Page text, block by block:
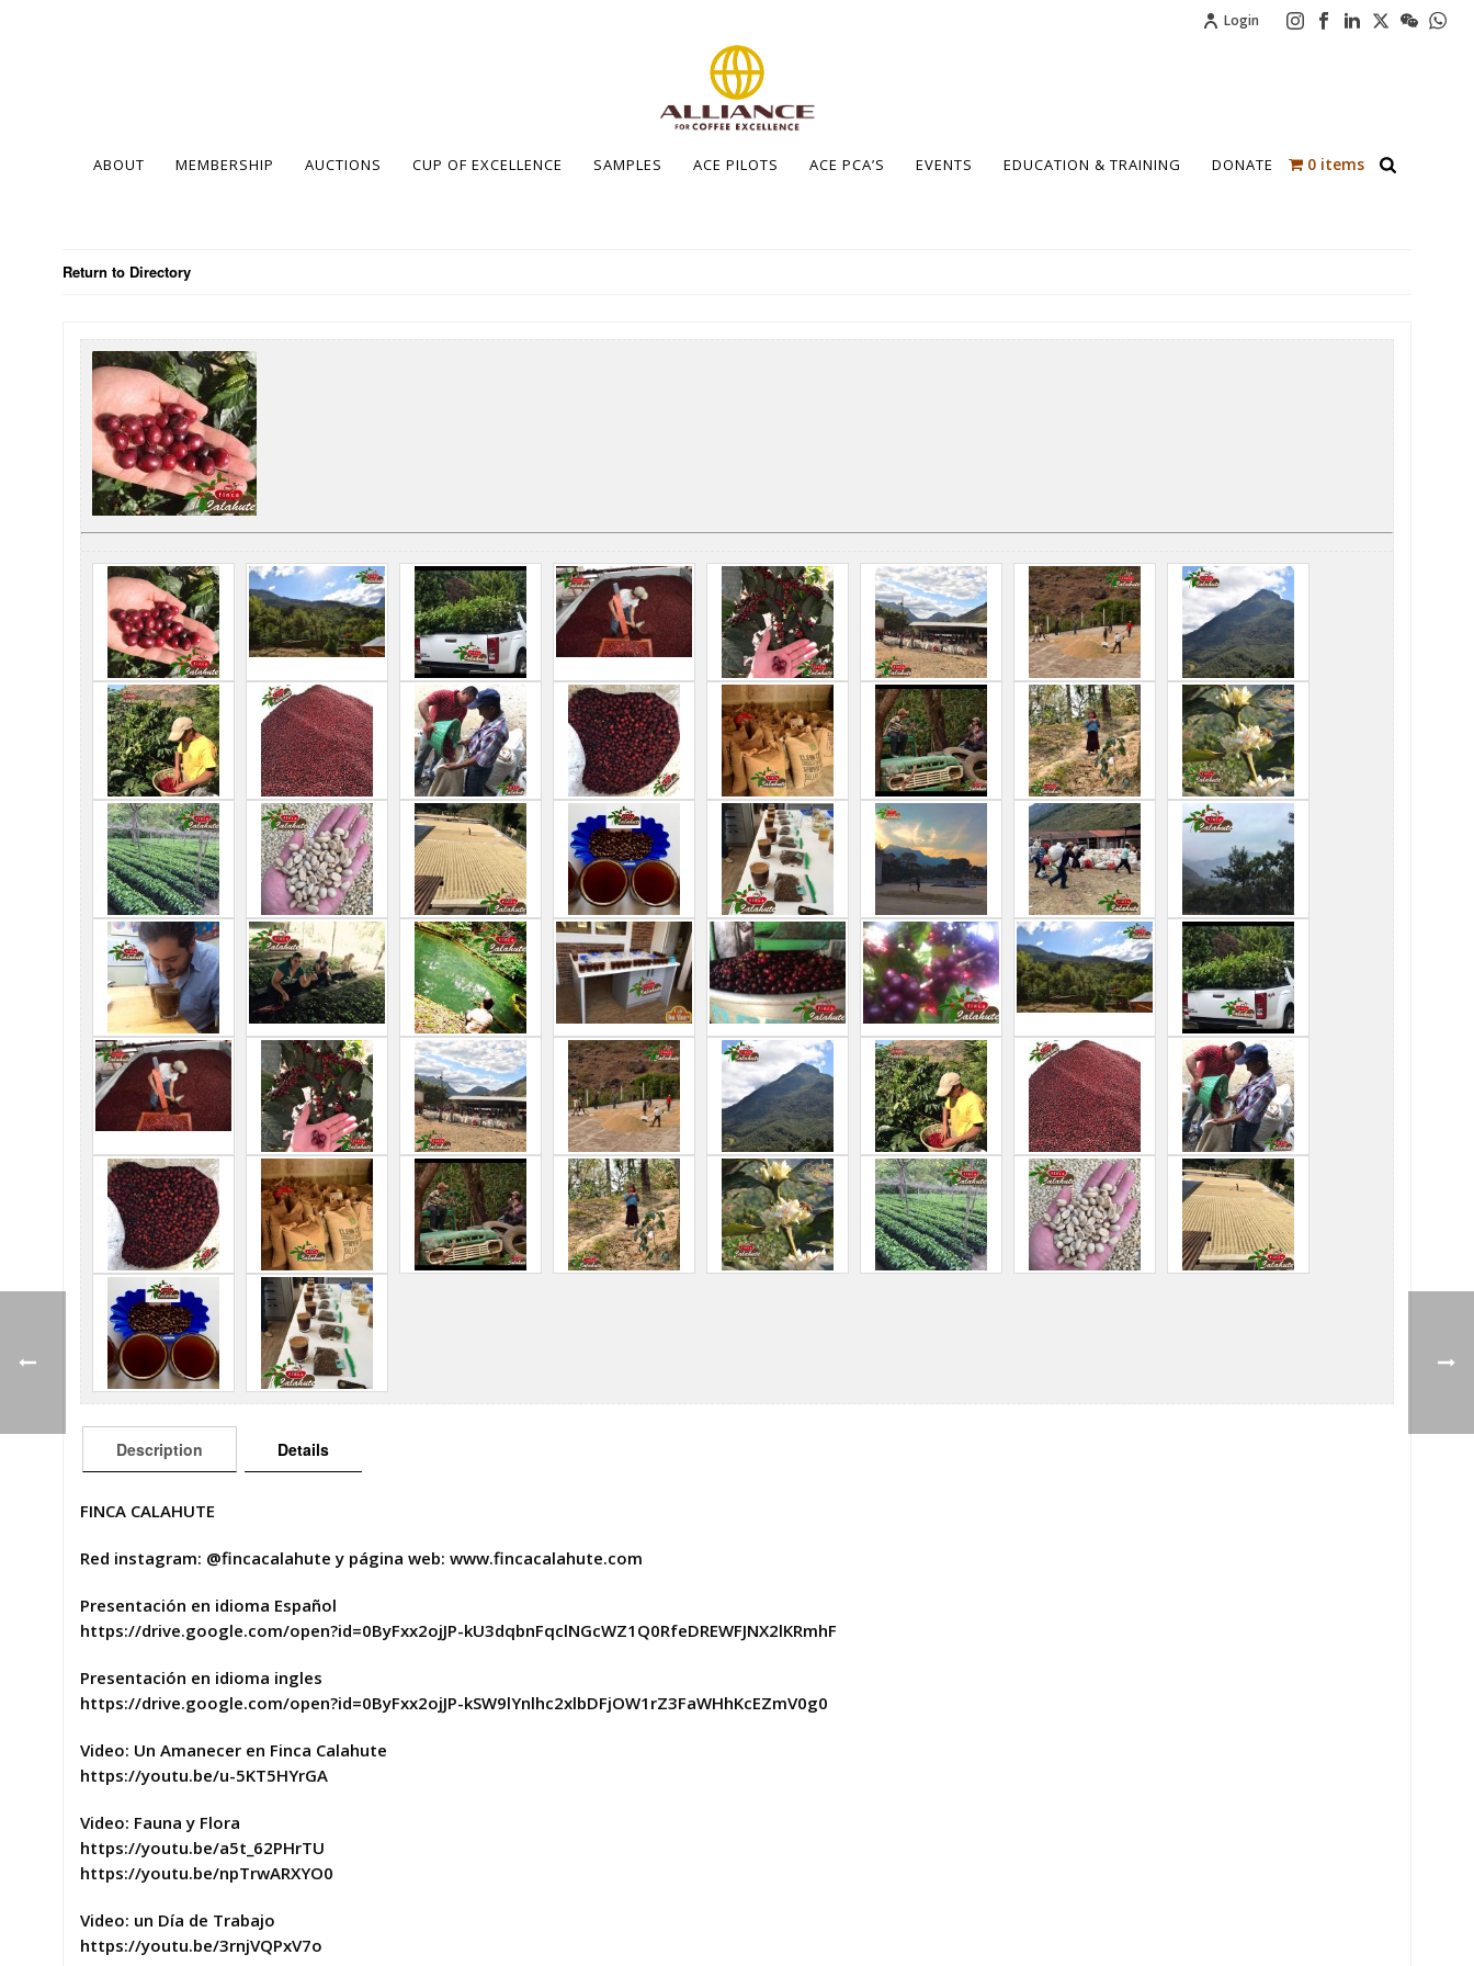
Login
ABOUT MEMBERSHIP AUCTIONS CUP OF EXCELLENCE SAMPLES ACE PILOTS ACE PCA’S EVENTS EDUCATION & TRAINING DONATE 0 items
Return to Directory
Description Details
FINCA CALAHUTE
Red instagram: @fincacalahute y página web: www.fincacalahute.com
Presentación en idioma Español
https://drive.google.com/open?id=0ByFxx2ojJP-kU3dqbnFqclNGcWZ1Q0RfeDREWFJNX2lKRmhF
Presentación en idioma ingles
https://drive.google.com/open?id=0ByFxx2ojJP-kSW9lYnlhc2xlbDFjOW1rZ3FaWHhKcEZmV0g0
Video: Un Amanecer en Finca Calahute
https://youtu.be/u-5KT5HYrGA
Video: Fauna y Flora
https://youtu.be/a5t_62PHrTU
https://youtu.be/npTrwARXYO0
Video: un Día de Trabajo
https://youtu.be/3rnjVQPxV7o